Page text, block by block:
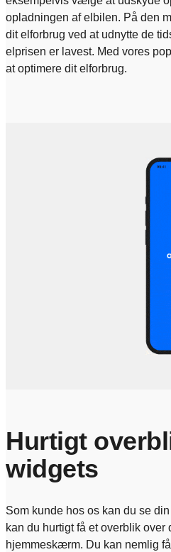
opladningen af elbilen. På den
dit elforbrug ved at udnytte de
elprisen er lavest. Med vores
at optimere dit elforbrug.
Hurtigt
widgets
Som kunde hos os kan du se
kan du hurtigt få et overblik
hjemmeskærm. Du kan nemlig